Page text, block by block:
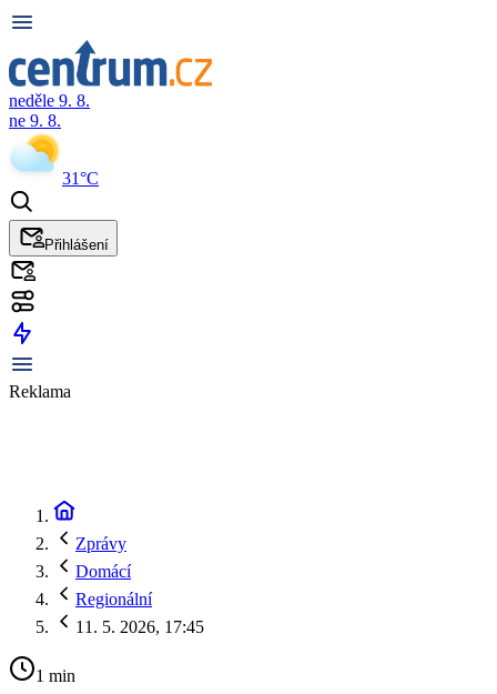
neděle 9. 8.
ne 9. 8.
31°C
Přihlášení
Reklama
Zprávy
Domácí
Regionální
11. 5. 2026, 17:45
1 min